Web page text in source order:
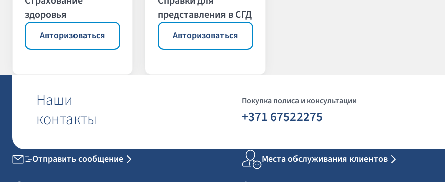
здоровья
Авторизоваться
представления в СГД
Авторизоваться
Наши
контакты
Покупка полиса и консультации
+371 67522275
Отправить сообщение Места обслуживания клиентов